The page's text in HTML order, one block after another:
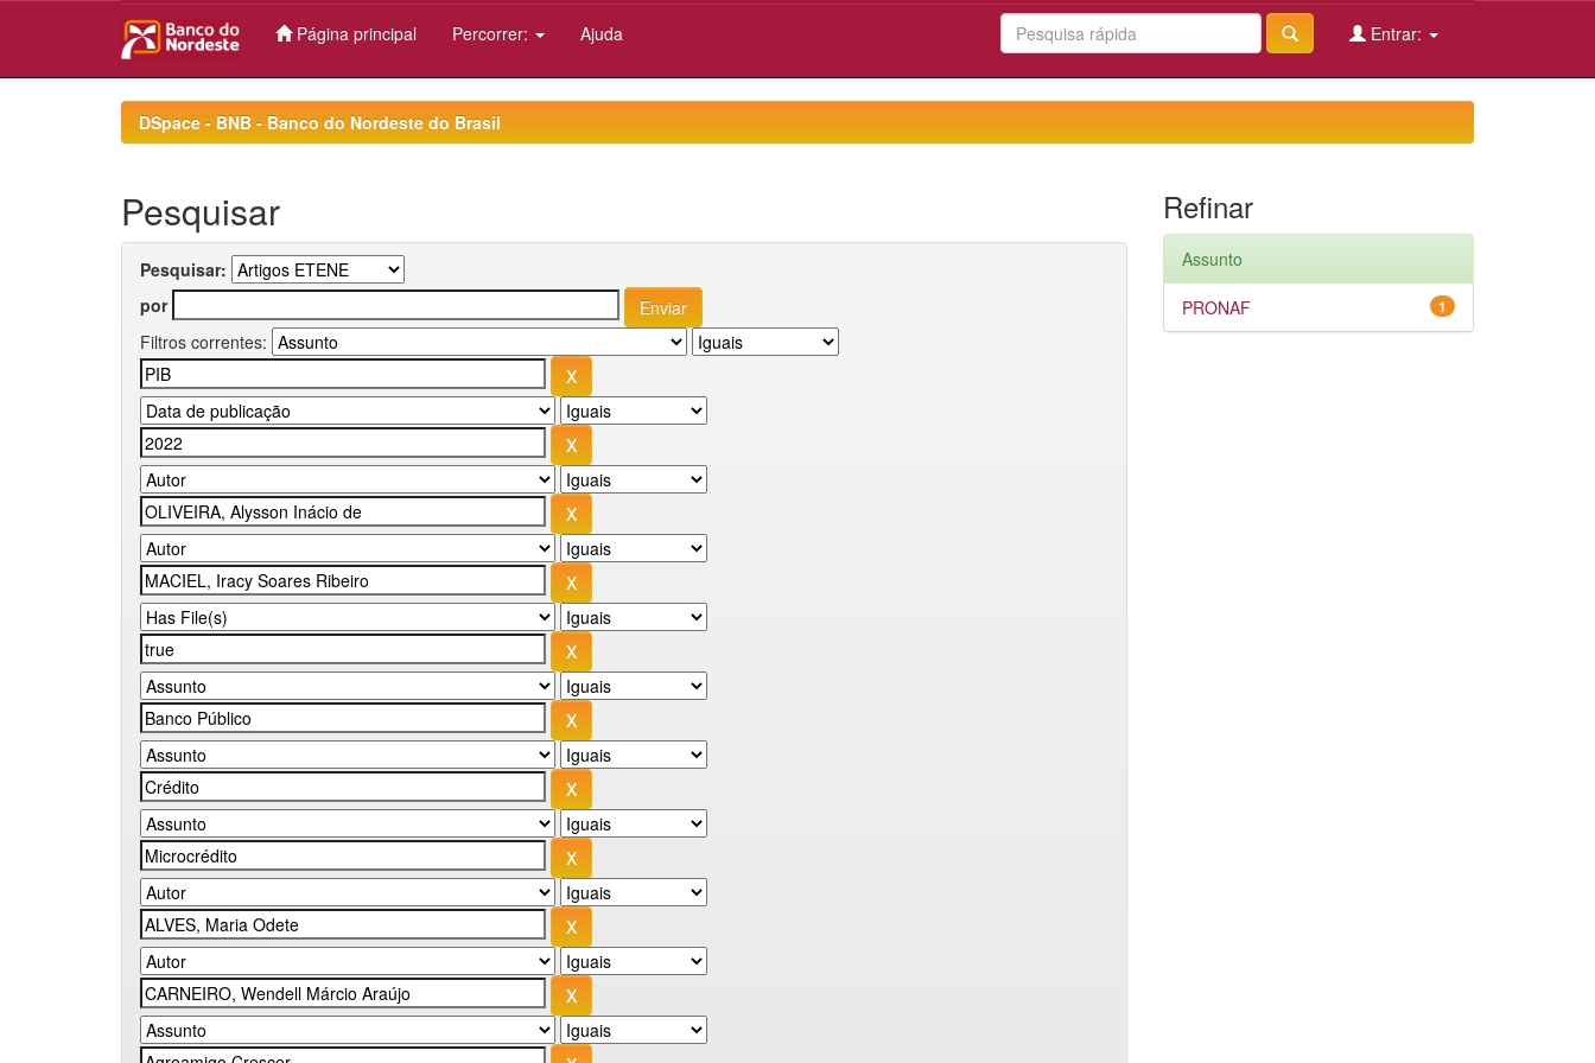
Página principal Percorrer: Ajuda Entrar:
DSpace - BNB - Banco do Nordeste do Brasil
Pesquisar
Pesquisar:
por
Filtros correntes:
Refinar
Assunto
1
PRONAF